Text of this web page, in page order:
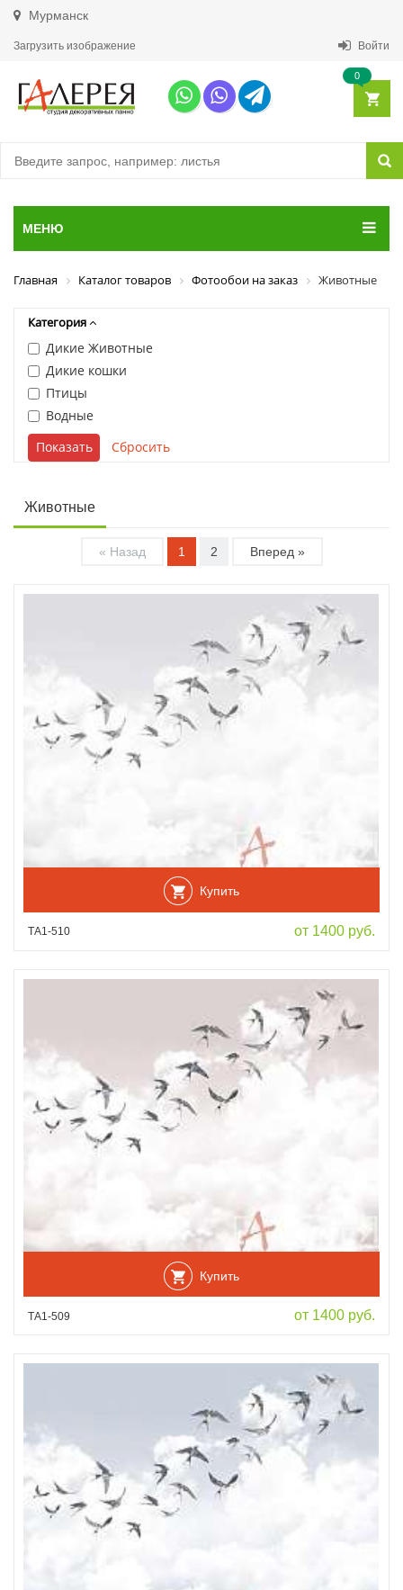
Мурманск
Загрузить изображение Войти
0
МЕНЮ
Главная Каталог товаров Фотообои на заказ Животные
Категория
Дикие Животные
Дикие кошки
Птицы
Водные
Животные
« Назад 1 2 Вперед »
Купить
ТА1-510 от 1400 руб.
Купить
ТА1-509 от 1400 руб.